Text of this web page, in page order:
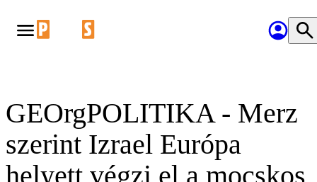
GEOrgPOLITIKA - Merz
szerint Izrael Európa
helyett végzi el a mocskos